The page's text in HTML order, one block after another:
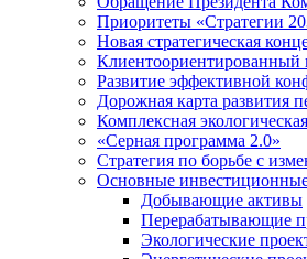
Приоритеты «Стратегии
Новая стратегическая
Клиентоориентированный
Развитие эффективной
Дорожная карта развития
Комплексная
«Серная программа 2.0»
Стратегия по борьбе с
Основные
Добывающие активы
Перерабатывающие
Экологические